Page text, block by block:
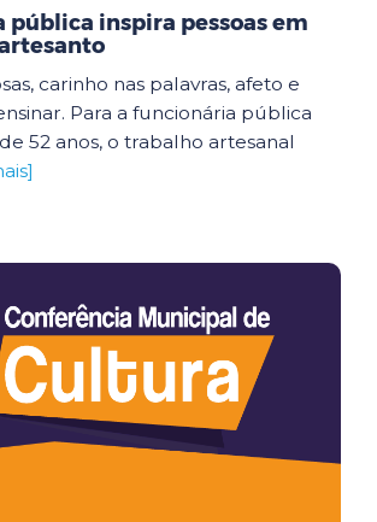
pública inspira pessoas em
carinho nas palavras, afeto e
Para a funcionária pública
52 anos, o trabalho artesanal